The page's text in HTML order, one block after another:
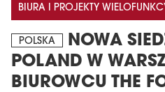
BIURA I PROJEKTY
POLSKA
NOWA
POLAND W
BIUROWCU THE